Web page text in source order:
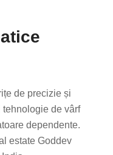
de precizie și
de vârf
dependente.
estate Goddev